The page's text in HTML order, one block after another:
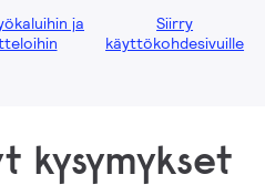
ja
Siirry
käyttökohdesivuille
kysymykset